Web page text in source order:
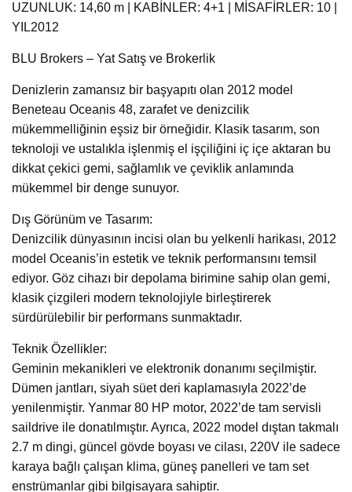
UZUNLUK: 14,60 m | KABİNLER: 4+1 | MİSAFİRLER: 10 |
YIL2012
BLU Brokers – Yat Satış ve Brokerlik
Denizlerin zamansız bir başyapıtı olan 2012 model
Beneteau Oceanis 48, zarafet ve denizcilik
mükemmelliğinin eşsiz bir örneğidir. Klasik tasarım, son
teknoloji ve ustalıkla işlenmiş el işçiliğini iç içe aktaran bu
dikkat çekici gemi, sağlamlık ve çeviklik anlamında
mükemmel bir denge sunuyor.
Dış Görünüm ve Tasarım:
Denizcilik dünyasının incisi olan bu yelkenli harikası, 2012
model Oceanis’in estetik ve teknik performansını temsil
ediyor. Göz cihazı bir depolama birimine sahip olan gemi,
klasik çizgileri modern teknolojiyle birleştirerek
sürdürülebilir bir performans sunmaktadır.
Teknik Özellikler:
Geminin mekanikleri ve elektronik donanımı seçilmiştir.
Dümen jantları, siyah süet deri kaplamasıyla 2022’de
yenilenmiştir. Yanmar 80 HP motor, 2022’de tam servisli
saildrive ile donatılmıştır. Ayrıca, 2022 model dıştan takmalı
2.7 m dingi, güncel gövde boyası ve cilası, 220V ile sadece
karaya bağlı çalışan klima, güneş panelleri ve tam set
enstrümanlar gibi bilgisayara sahiptir.